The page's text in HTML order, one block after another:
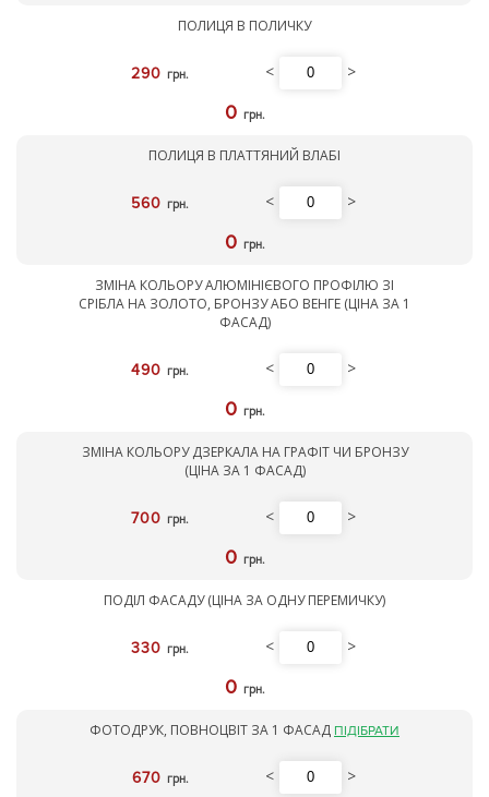
ПОЛИЦЯ В ПОЛИЧКУ
290 грн. < >
0 грн.
ПОЛИЦЯ В ПЛАТТЯНИЙ ВЛАБІ
560 грн. < >
0 грн.
ЗМІНА КОЛЬОРУ АЛЮМІНІЄВОГО ПРОФІЛЮ ЗІ
СРІБЛА НА ЗОЛОТО, БРОНЗУ АБО ВЕНГЕ (ЦІНА ЗА 1
ФАСАД)
490 грн. < >
0 грн.
ЗМІНА КОЛЬОРУ ДЗЕРКАЛА НА ГРАФІТ ЧИ БРОНЗУ
(ЦІНА ЗА 1 ФАСАД)
700 грн. < >
0 грн.
ПОДІЛ ФАСАДУ (ЦІНА ЗА ОДНУ ПЕРЕМИЧКУ)
330 грн. < >
0 грн.
ФОТОДРУК, ПОВНОЦВІТ ЗА 1 ФАСАД ПІДІБРАТИ
670 грн. < >